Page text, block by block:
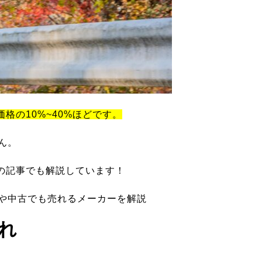
格の10%~40%ほどです。
。
事でも解説しています！
中古でも売れるメーカーを解説